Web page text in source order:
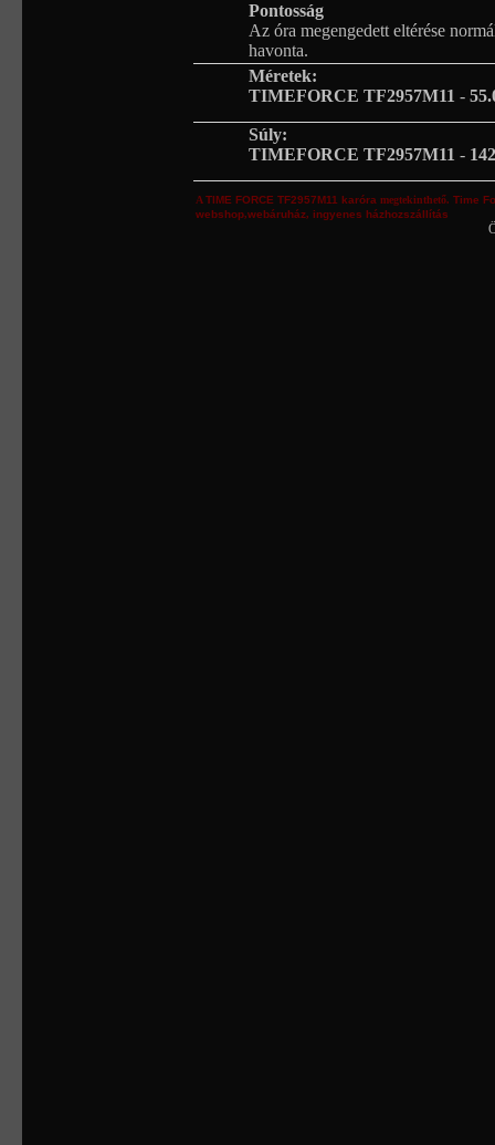
Pontosság
Az óra megengedett eltérése
havonta.
Méretek:
TIMEFORCE TF2957M11 -
Súly:
TIMEFORCE TF2957M11 -
ATIME FORCE TF2957M11 karóra megtekinthető.Time
webshop,webáruház,ingyenes házhozszállítás